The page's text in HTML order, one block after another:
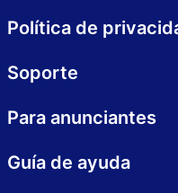
Política de
Soporte
Para anunciantes
Guía de ayuda